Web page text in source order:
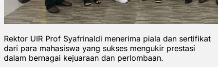
Rektor UIR Prof Syafrinaldi menerima piala dan sertifikat
dari para mahasiswa yang sukses mengukir prestasi
dalam bernagai kejuaraan dan perlombaan.